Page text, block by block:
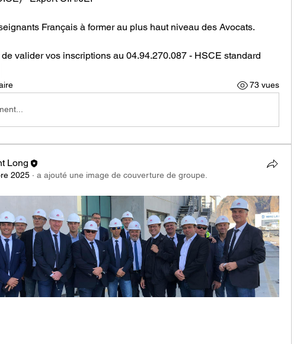
Français à former au plus haut niveau des Avocats.
valider vos inscriptions au 04.94.270.087 - HSCE standard
73 vues
Long
2025 · a ajouté une image de couverture de groupe.